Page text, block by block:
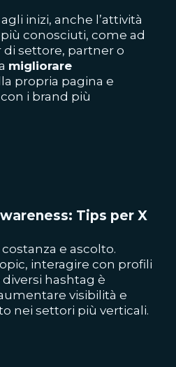
inizi, anche l’attività
conosciuti, come ad
settore, partner o
migliorare
propria pagina e
i brand più
Tips per X
e ascolto.
interagire con profili
hashtag è
visibilità e
nei settori più verticali.